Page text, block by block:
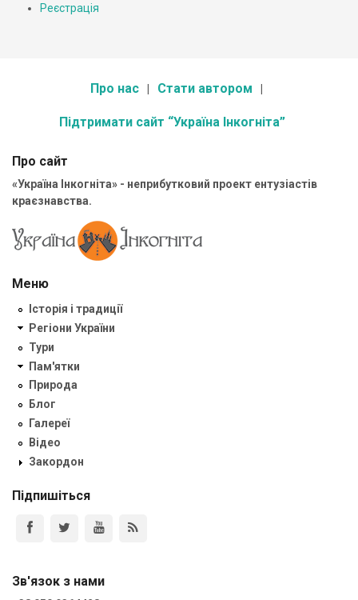
Реєстрація
Про нас Стати автором
Підтримати сайт “Україна Інкогніта”
Про сайт
«Україна Інкогніта» - неприбутковий проект ентузіастів
краєзнавства.
Меню
Історія і традиції
Регіони України
Тури
Пам'ятки
Природа
Блог
Галереї
Відео
Закордон
Підпишіться
Зв'язок з нами